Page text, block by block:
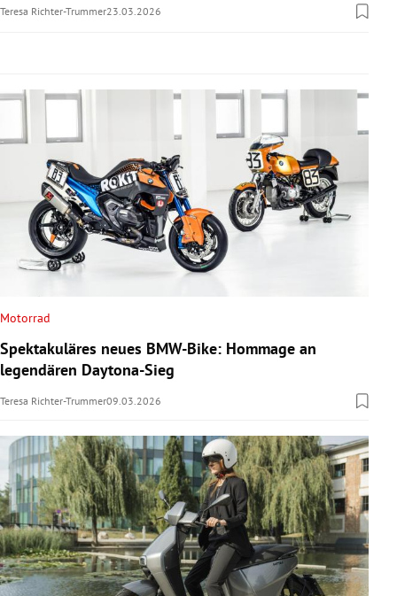
Untermenü
Untermenü
Teresa Richter-Trummer23.03.2026
Motorrad
Spektakuläres neues BMW-Bike: Hommage an
legendären Daytona-Sieg
Teresa Richter-Trummer09.03.2026